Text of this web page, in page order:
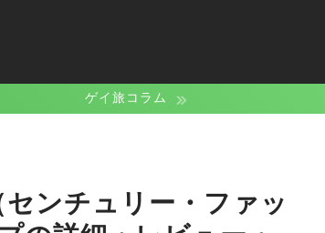
ゲイ旅コラム
センチュリー・ファッ